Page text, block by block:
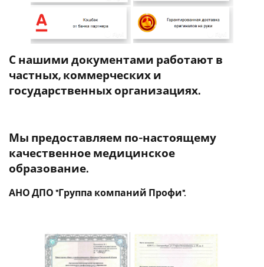
С нашими документами работают в
частных, коммерческих и
государственных организациях.
Мы предоставляем по-настоящему
качественное медицинское
образование.
АНО ДПО "Группа компаний Профи".